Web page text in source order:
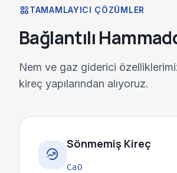
widgetsTAMAMLAYICI ÇÖZÜMLER
Bağlantılı
Nem ve gaz giderici
kireç yapılarından alıyoruz.
whatshot
Sönmemiş Kireç
CaO